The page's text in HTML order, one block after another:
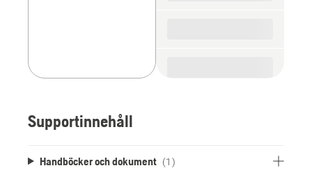
Supportinnehåll
Handböcker och dokument (1)